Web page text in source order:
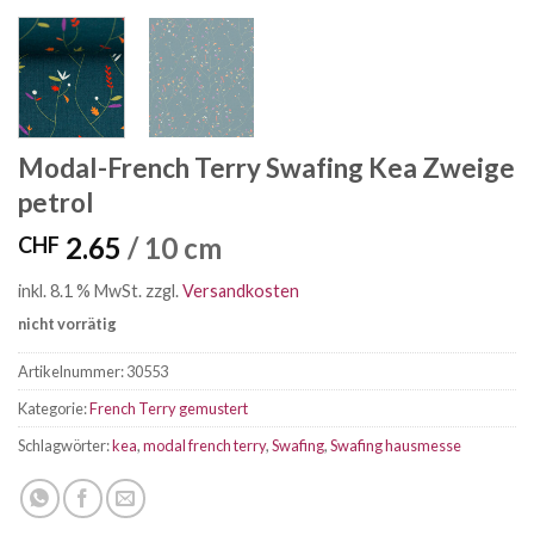
Modal-French Terry Swafing Kea Zweige
petrol
CHF 2.65 / 10 cm
inkl. 8.1 % MwSt. zzgl.Versandkosten
nicht vorrätig
Artikelnummer:30553
Kategorie:French Terry gemustert
Schlagwörter:kea,modal french terry,Swafing,Swafing hausmesse